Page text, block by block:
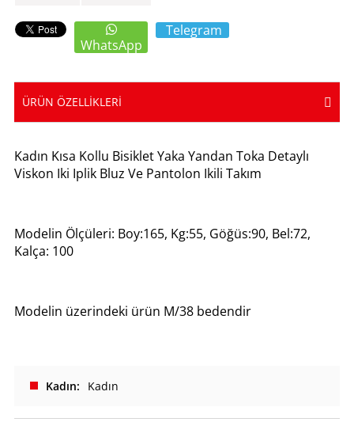
WhatsApp
Telegram
ÜRÜN ÖZELLIKLERI
Kadın Kısa Kollu Bisiklet Yaka Yandan Toka Detaylı
Viskon Iki Iplik Bluz Ve Pantolon Ikili Takım
Modelin Ölçüleri: Boy:165, Kg:55, Göğüs:90, Bel:72,
Kalça: 100
Modelin üzerindeki ürün M/38 bedendir
Kadın Kadın